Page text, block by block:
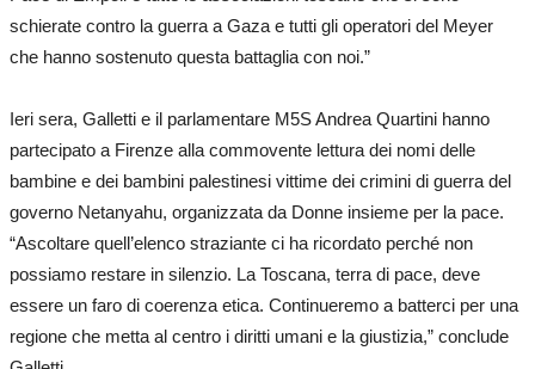
schierate contro la guerra a Gaza e tutti gli operatori del Meyer
che hanno sostenuto questa battaglia con noi.”
Ieri sera, Galletti e il parlamentare M5S Andrea Quartini hanno
partecipato a Firenze alla commovente lettura dei nomi delle
bambine e dei bambini palestinesi vittime dei crimini di guerra del
governo Netanyahu, organizzata da Donne insieme per la pace.
“Ascoltare quell’elenco straziante ci ha ricordato perché non
possiamo restare in silenzio. La Toscana, terra di pace, deve
essere un faro di coerenza etica. Continueremo a batterci per una
regione che metta al centro i diritti umani e la giustizia,” conclude